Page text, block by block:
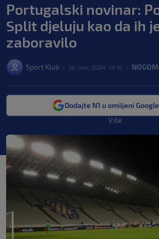
Portugalski novinar:
Split djeluju kao da ih
zaboravilo
Sport Klub 18. nov. 2024. 19:41
Dodajte N1 u omiljeni
Više